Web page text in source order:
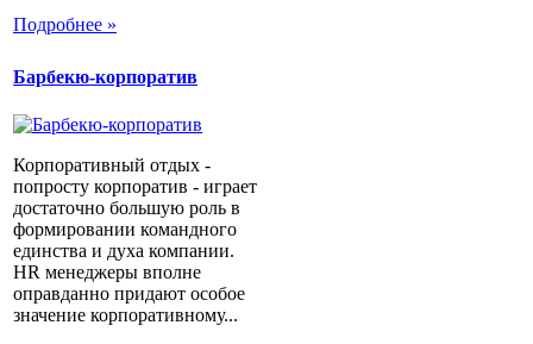
Подробнее »
Барбекю-корпоратив
Корпоративный отдых -
попросту корпоратив - играет
достаточно большую роль в
формировании командного
единства и духа компании.
HR менеджеры вполне
оправданно придают особое
значение корпоративному...